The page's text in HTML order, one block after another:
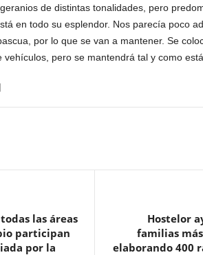
de distintas tonalidades, pero
en todo su esplendor. Nos parecía poco
por lo que se van a mantener. Se
pero se mantendrá tal y como
las áreas
participan
por la
Hostelor
familias
elaborando 400